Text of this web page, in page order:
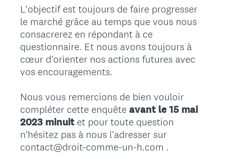
L'objectif est toujours de faire progresser
le marché grâce au temps que vous nous
consacrerez en répondant à ce
questionnaire. Et nous avons toujours à
cœur d'orienter nos actions futures avec
vos encouragements.
Nous vous remercions de bien vouloir
compléter cette enquête avant le 15 mai
2023 minuitet pour toute question
n'hésitez pas à nous l'adresser sur
contact@droit-comme-un-h.com .